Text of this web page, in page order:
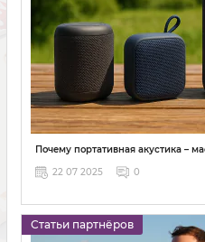
Почему портативная акустика –
22 07 2025
0
Статьи партнёров